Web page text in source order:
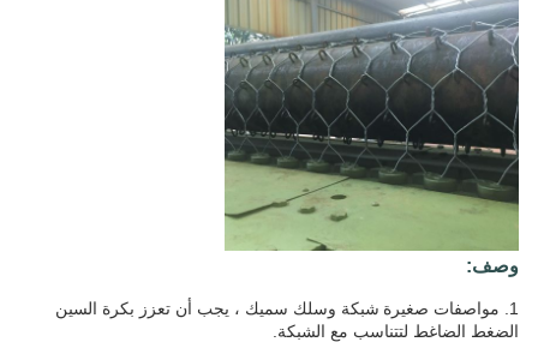
وصف:
شبكة وسلك سميك ، يجب أن تعزز بكرة السين
الضغط الضاغط لتتناسب مع الشبكة.